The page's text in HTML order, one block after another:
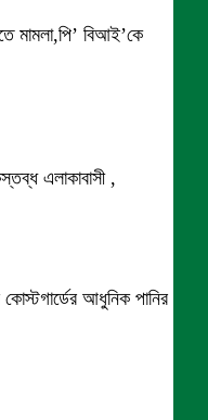
মামলা,পি’ বিআই’কে
এলাকাবাসী ,
আধুনিক পানির